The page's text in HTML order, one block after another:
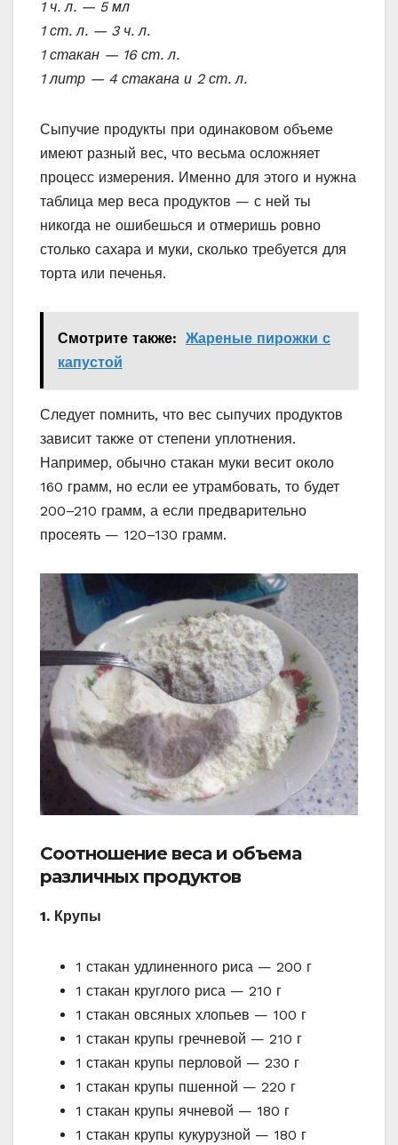
1 ч. л. — 5 мл
1 ст. л. — 3 ч. л.
1 стакан — 16 ст. л.
1 литр — 4 стакана и 2 ст. л.
Сыпучие продукты при одинаковом объеме
имеют разный вес, что весьма осложняет
процесс измерения. Именно для этого и нужна
таблица мер веса продуктов — с ней ты
никогда не ошибешься и отмеришь ровно
столько сахара и муки, сколько требуется для
торта или печенья.
Смотрите также: Жареные пирожки с
капустой
Следует помнить, что вес сыпучих продуктов
зависит также от степени уплотнения.
Например, обычно стакан муки весит около
160 грамм, но если ее утрамбовать, то будет
200–210 грамм, а если предварительно
просеять — 120–130 грамм.
Соотношение веса и объема
различных продуктов
1. Крупы
1 стакан удлиненного риса — 200 г
1 стакан круглого риса — 210 г
1 стакан овсяных хлопьев — 100 г
1 стакан крупы гречневой — 210 г
1 стакан крупы перловой — 230 г
1 стакан крупы пшенной — 220 г
1 стакан крупы ячневой — 180 г
1 стакан крупы кукурузной — 180 г